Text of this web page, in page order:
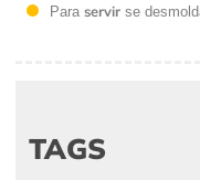
Para servir se
TAGS